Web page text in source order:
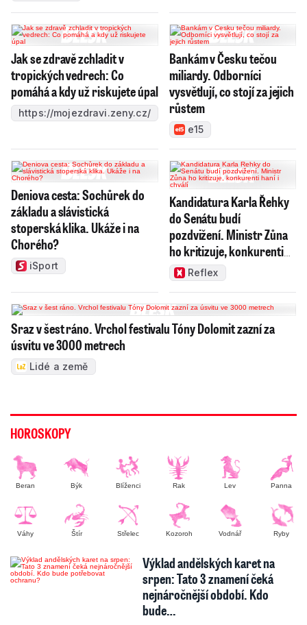
Jak se zdravě zchladit v
tropických vedrech: Co
pomáhá a kdy už riskujete úpal
https://mojezdravi.zeny.cz/
Bankám v Česku tečou
miliardy. Odborníci
vysvětlují, co stojí za jejich
růstem
e15
Deniova cesta: Sochůrek do
základu a slávistická
stoperská klika. Ukáže i na
Chorého?
iSport
Kandidatura Karla Řehky
do Senátu budí
pozdvižení. Ministr Zůna
ho kritizuje, konkurenti
haní i chválí
Reflex
Sraz v šest ráno. Vrchol festivalu Tóny Dolomit zazní za
úsvitu ve 3000 metrech
Lidé a země
HOROSKOPY
Beran Býk Blíženci Rak Lev Panna
Váhy Štír Střelec Kozoroh Vodnář Ryby
Výklad andělských karet na
srpen: Tato 3 znamení čeká
nejnáročnější období. Kdo
bude…